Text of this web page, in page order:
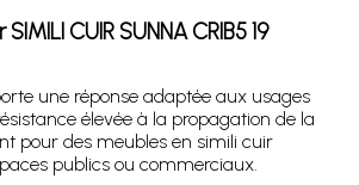
CUIR SUNNA CRIB5 19
une réponse adaptée aux usages
élevée à la propagation de la
pour des meubles en simili cuir
publics ou commerciaux.